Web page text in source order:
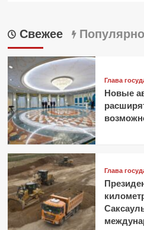
Свежее
Глава
Новые
Глава